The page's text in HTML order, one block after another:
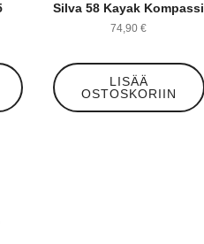
Silva 58 Kayak Kompassi
74,90€
LISÄÄ
OSTOSKORIIN